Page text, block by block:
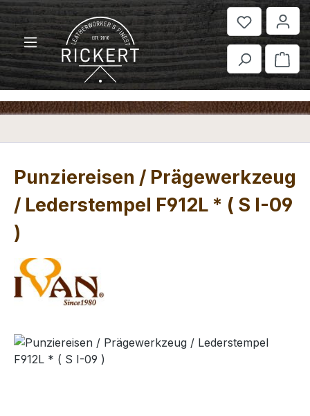
Zum Hauptinhalt springen
Punziereisen / Prägewerkzeug
/ Lederstempel F912L * ( S I-09
)
Bildergalerie überspringen